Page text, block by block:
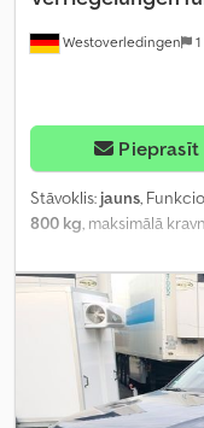
Westoverledingen
Pieprasīt
Stāvoklis: jauns,
800 kg, maksimālā
iekraušanas vietas